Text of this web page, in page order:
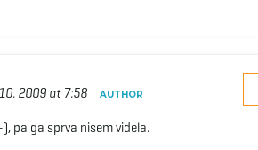
2009 at 7:58 AUTHOR
pa ga sprva nisem videla.